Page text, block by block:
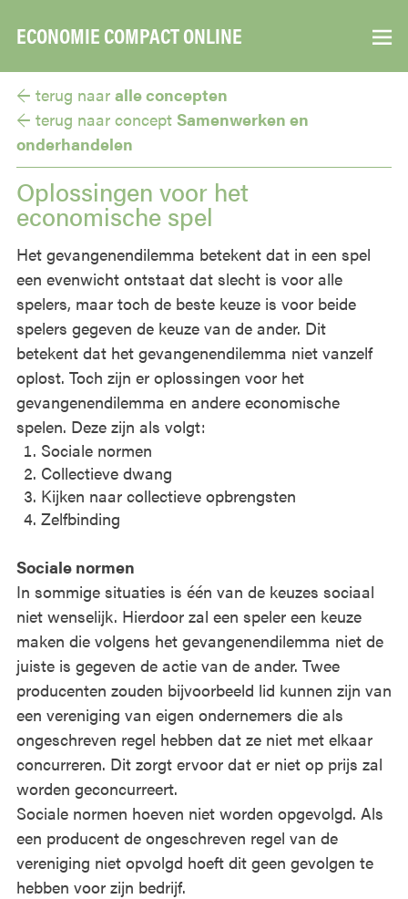
ECONOMIE COMPACT ONLINE ▼
← terug naar alle concepten
← terug naar concept Samenwerken en
onderhandelen
Oplossingen voor het
economische spel
Het gevangenendilemma betekent dat in een spel
een evenwicht ontstaat dat slecht is voor alle
spelers, maar toch de beste keuze is voor beide
spelers gegeven de keuze van de ander. Dit
betekent dat het gevangenendilemma niet vanzelf
oplost. Toch zijn er oplossingen voor het
gevangenendilemma en andere economische
spelen. Deze zijn als volgt:
Sociale normen
Collectieve dwang
Kijken naar collectieve opbrengsten
Zelfbinding
Sociale normen
In sommige situaties is één van de keuzes sociaal
niet wenselijk. Hierdoor zal een speler een keuze
maken die volgens het gevangenendilemma niet de
juiste is gegeven de actie van de ander. Twee
producenten zouden bijvoorbeeld lid kunnen zijn van
een vereniging van eigen ondernemers die als
ongeschreven regel hebben dat ze niet met elkaar
concurreren. Dit zorgt ervoor dat er niet op prijs zal
worden geconcurreert.
Sociale normen hoeven niet worden opgevolgd. Als
een producent de ongeschreven regel van de
vereniging niet opvolgd hoeft dit geen gevolgen te
hebben voor zijn bedrijf.